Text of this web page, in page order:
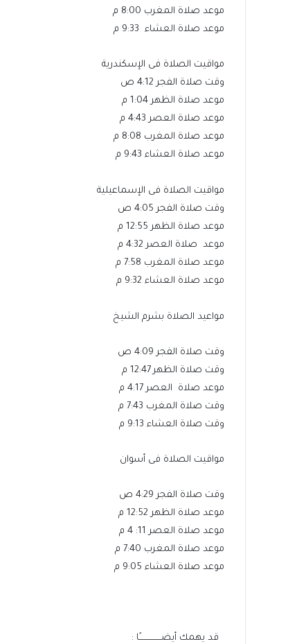
موعد صلاة المغرب 8:00 م
موعد صلاة العشاء 9:33 م
مواقيت الصلاة فى الإسكندرية
وقت صلاة الفجر 4:12 ص
موعد صلاة الظهر 1:04 م
موعد صلاة العصر 4:43 م
موعد صلاة المغرب 8:08 م
موعد صلاة العشاء 9:43 م
مواقيت الصلاة فى الإسماعيلية
وقت صلاة الفجر 4:05 ص
موعد صلاة الظهر 12:55 م
موعد صلاة العصر 4:32 م
موعد صلاة المغرب 7:58 م
موعد صلاة العشاء 9:32 م
مواعيد الصلاة بشرم الشيخ
وقت صلاة الفجر 4:09 ص
وقت صلاة الظهر 12:47 م
موعد صلاة العصر 4:17 م
وقت صلاة المغرب 7:43 م
وقت صلاة العشاء 9:13 م
مواقيت الصلاة فى أسوان
وقت صلاة الفجر 4:29 ص
موعد صلاة الظهر 12:52 م
موعد صلاة العصر 11: 4 م
موعد صلاة المغرب 7:40 م
موعد صلاة العشاء 9:05 م
قد يهمك أيضــــــــــــــــًا :